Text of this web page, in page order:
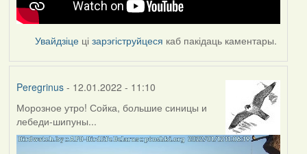
Увайдзіце цізарэгіструйцеся каб пакідаць каментары.
Peregrinus- 12.01.2022 - 11:10
Морозное утро! Сойка, большие синицы и
лебеди-шипуны...